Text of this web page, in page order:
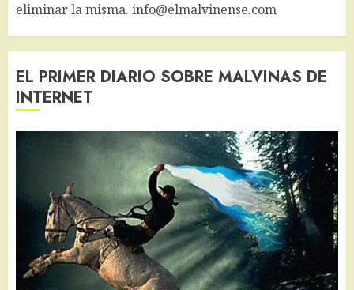
eliminar la misma. info@elmalvinense.com
EL PRIMER DIARIO SOBRE MALVINAS DE
INTERNET